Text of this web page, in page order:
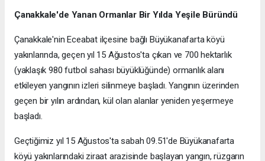
Çanakkale'de Yanan Ormanlar Bir Yılda Yeşile Büründü
Çanakkale'nin Eceabat ilçesine bağlı Büyükanafarta köyü
yakınlarında, geçen yıl 15 Ağustos'ta çıkan ve 700 hektarlık
(yaklaşık 980 futbol sahası büyüklüğünde) ormanlık alanı
etkileyen yangının izleri silinmeye başladı. Yangının üzerinden
geçen bir yılın ardından, kül olan alanlar yeniden yeşermeye
başladı.
Geçtiğimiz yıl 15 Ağustos'ta sabah 09.51'de Büyükanafarta
köyü yakınlarındaki ziraat arazisinde başlayan yangın, rüzgarın